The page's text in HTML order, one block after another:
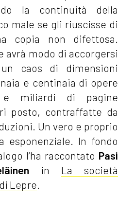
la continuità della
male se gli riuscisse di
copia non difettosa.
avrà modo di accorgersi
caos di dimensioni
e centinaia di opere
miliardi di pagine
posto, contraffatte da
Un vero e proprio
esponenziale. In fondo
l’ha raccontato Pasi
in La società
Lepre.